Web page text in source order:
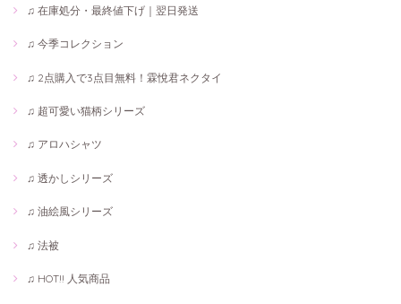
♫ 在庫処分・最終値下げ｜翌日発送
♫ 今季コレクション
♫ 2点購入で3点目無料！霖悅君ネクタイ
♫ 超可愛い猫柄シリーズ
♫ アロハシャツ
♫ 透かしシリーズ
♫ 油絵風シリーズ
♫ 法被
♫ HOT!! 人気商品